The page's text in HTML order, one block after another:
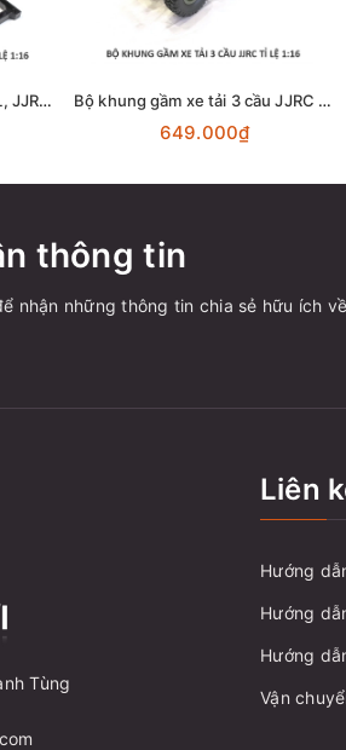
Phụ kiện lắp ráp xe tải WPL, JJRC tỉ lệ 1:16 Bộ khung gầm xe tải 3 cầu JJRC 6x6 tỉ lệ 1:16
649.000₫
thông tin
nhận những thông tin chia sẻ hữu ích về
Tùng
Liên
Hướng
Hướng
Hướng
Vận